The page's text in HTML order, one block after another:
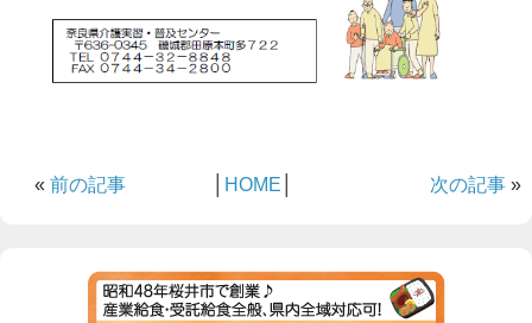
« 前の記事 HOME 次の記事 »